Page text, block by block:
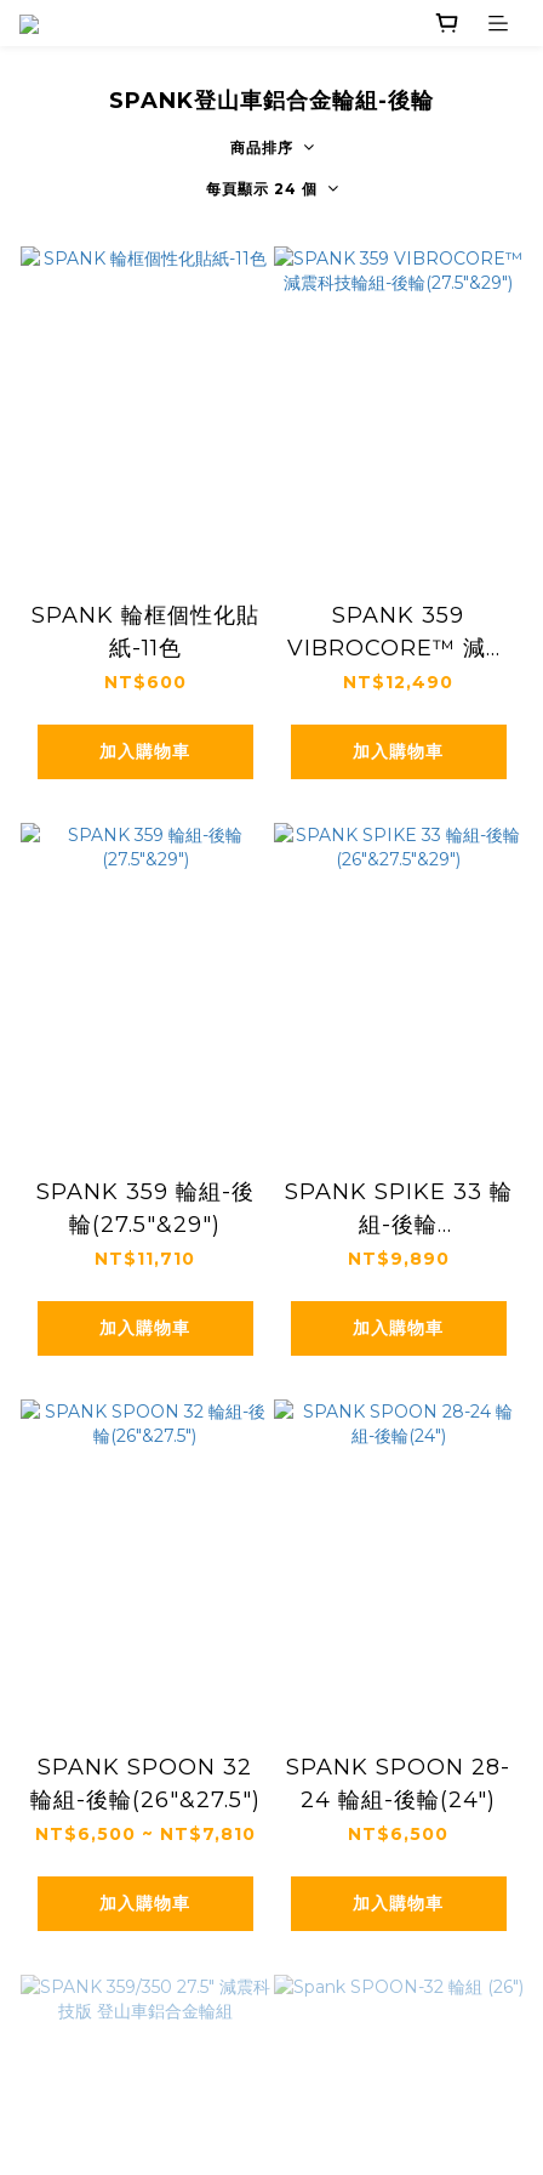
SPANK登山車鋁合金輪組-後輪
商品排序
每頁顯示 24 個
SPANK 輪框個性化貼
紙-11色
NT$600
加入購物車
SPANK 359
VIBROCORE™ 減震
科技輪組-後輪
NT$12,490
加入購物車
SPANK 359 輪組-後
輪(27.5"&29")
NT$11,710
加入購物車
SPANK SPIKE 33 輪
組-後輪
(26"&27.5"&29")
NT$9,890
加入購物車
SPANK SPOON 32
輪組-後輪(26"&27.5")
NT$6,500 ~ NT$7,810
加入購物車
SPANK SPOON 28-
24 輪組-後輪(24")
NT$6,500
加入購物車